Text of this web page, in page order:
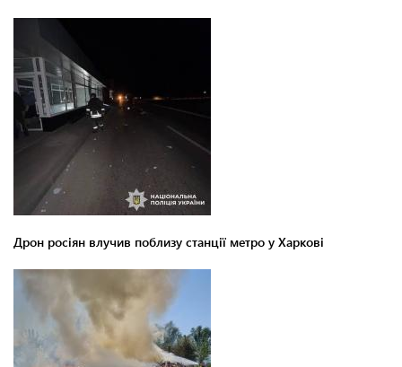
Дрон росіян влучив поблизу станції метро у Харкові